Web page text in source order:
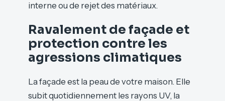
interne ou de rejet des matériaux.
Ravalement de façade et
protection contre les
agressions climatiques
La façade est la peau de votre maison. Elle
subit quotidiennement les rayons UV, la